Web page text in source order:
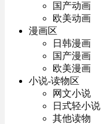
国产动画
欧美动画
漫画区
日韩漫画
国产漫画
欧美漫画
小说-读物区
网文小说
日式轻小说
其他读物